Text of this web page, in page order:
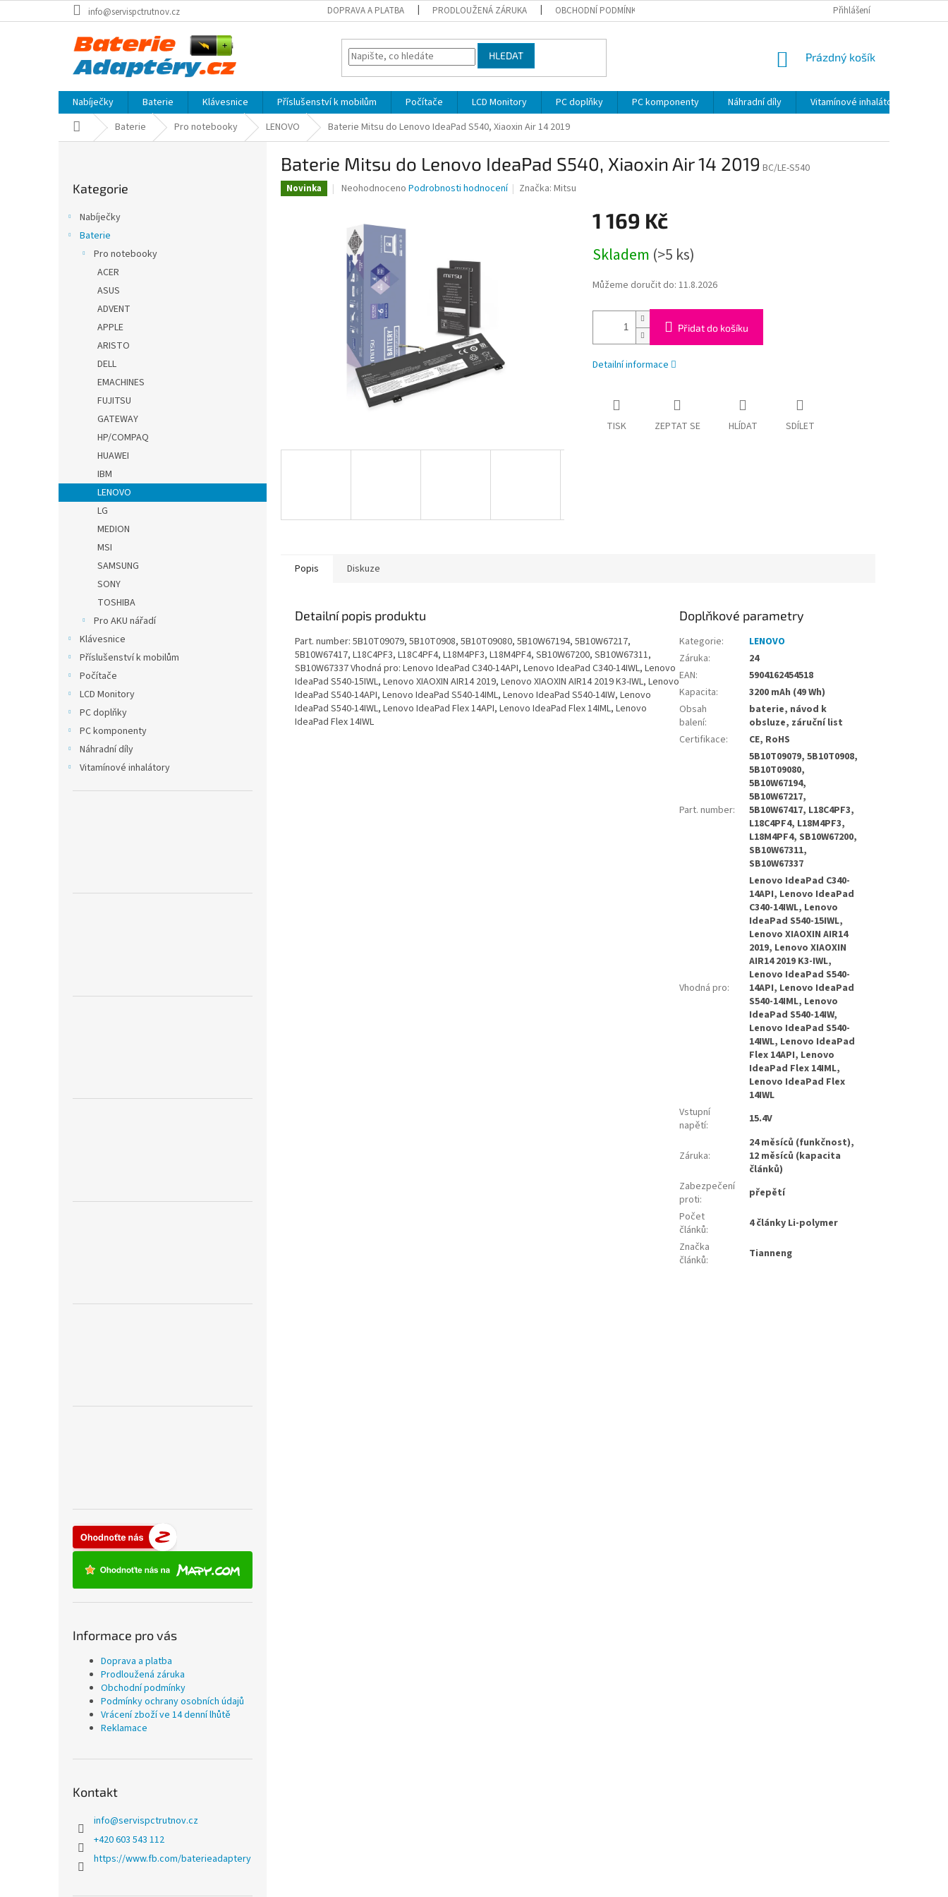
na
info@servispctrutnov.cz DOPRAVA A PLATBA PRODLOUŽENÁ ZÁRUKA OBCHODNÍ PODMÍNKY VRÁCENÍ ZBOŽÍ VE 14
Přihlášení
HLEDAT
NÁKUPNÍ
Prázdný košík
Nabíječky Baterie Klávesnice Příslušenství k mobilům Počítače LCD Monitory PC doplňky PC komponenty Náhradní díly
Vitamínové inhalátory
Domů Baterie Pro notebooky LENOVO Baterie Mitsu do Lenovo IdeaPad S540, Xiaoxin Air 14 2019
kategorie
Kategorie
Nabíječky
Baterie
Pro notebooky
ACER
ASUS
ADVENT
APPLE
ARISTO
DELL
EMACHINES
FUJITSU
GATEWAY
HP/COMPAQ
HUAWEI
IBM
LENOVO
LG
MEDION
MSI
SAMSUNG
SONY
TOSHIBA
Pro AKU nářadí
Klávesnice
Příslušenství k mobilům
Počítače
LCD Monitory
PC doplňky
PC komponenty
Náhradní díly
Vitamínové inhalátory
Informace pro vás
Doprava a platba
Prodloužená záruka
Obchodní podmínky
Podmínky ochrany osobních údajů
Vrácení zboží ve 14 denní lhůtě
Reklamace
Kontakt
info@servispctrutnov.cz
+420 603 543 112
https://www.fb.com/baterieadaptery
Baterie Mitsu do Lenovo IdeaPad S540, Xiaoxin Air 14 2019 BC/LE-S540
Novinka
Průměrné
0,0
hvězdiček.
Neohodnoceno Podrobnosti hodnocení Značka:Mitsu
1 169 Kč
cena:
Skladem (>5 ks)
Můžeme doručit do: 11.8.2026
Přidat do košíku
Detailní informace
TISK ZEPTAT SE HLÍDAT SDÍLET
Popis Diskuze
Detailní popis produktu
Part. number: 5B10T09079, 5B10T0908, 5B10T09080, 5B10W67194, 5B10W67217,
5B10W67417, L18C4PF3, L18C4PF4, L18M4PF3, L18M4PF4, SB10W67200, SB10W67311,
SB10W67337 Vhodná pro: Lenovo IdeaPad C340-14API, Lenovo IdeaPad C340-14IWL, Lenovo
IdeaPad S540-15IWL, Lenovo XIAOXIN AIR14 2019, Lenovo XIAOXIN AIR14 2019 K3-IWL, Lenovo
IdeaPad S540-14API, Lenovo IdeaPad S540-14IML, Lenovo IdeaPad S540-14IW, Lenovo
IdeaPad S540-14IWL, Lenovo IdeaPad Flex 14API, Lenovo IdeaPad Flex 14IML, Lenovo
IdeaPad Flex 14IWL
Doplňkové parametry
Kategorie:
LENOVO
Záruka:
24
EAN:
5904162454518
Kapacita:
3200 mAh (49 Wh)
Obsah
balení:
baterie, návod k
obsluze, záruční list
Certifikace: CE, RoHS
Part. number:
5B10T09079, 5B10T0908,
5B10T09080,
5B10W67194,
5B10W67217,
5B10W67417, L18C4PF3,
L18C4PF4, L18M4PF3,
L18M4PF4, SB10W67200,
SB10W67311,
SB10W67337
Vhodná pro:
Lenovo IdeaPad C340-
14API, Lenovo IdeaPad
C340-14IWL, Lenovo
IdeaPad S540-15IWL,
Lenovo XIAOXIN AIR14
2019, Lenovo XIAOXIN
AIR14 2019 K3-IWL,
Lenovo IdeaPad S540-
14API, Lenovo IdeaPad
S540-14IML, Lenovo
IdeaPad S540-14IW,
Lenovo IdeaPad S540-
14IWL, Lenovo IdeaPad
Flex 14API, Lenovo
IdeaPad Flex 14IML,
Lenovo IdeaPad Flex
14IWL
Vstupní
napětí: 15.4V
Záruka:
24 měsíců (funkčnost),
12 měsíců (kapacita
článků)
Zabezpečení
proti:
přepětí
Počet
článků:
4 články Li-polymer
Značka
článků: Tianneng